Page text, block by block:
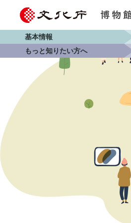
基本情報
もっと知りたい方へ